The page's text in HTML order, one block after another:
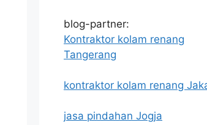
blog-partner:
Kontraktor kolam renang
Tangerang
kontraktor kolam renang
jasa pindahan Jogja